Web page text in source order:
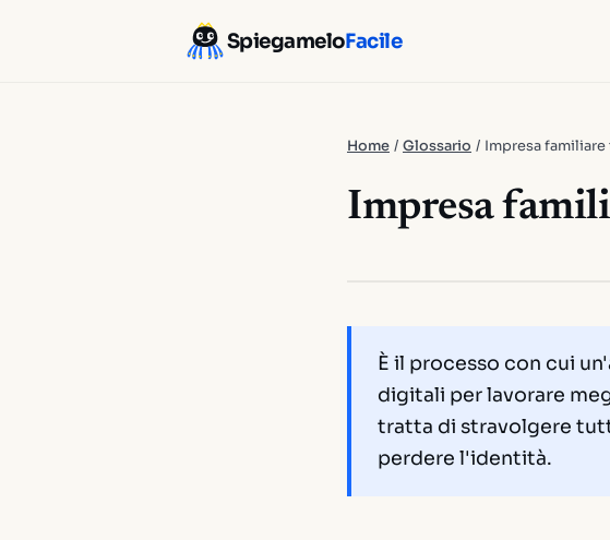
SpiegameloFacile
Home / Glossario / Impresa
Impresa
È il processo con cui
digitali per lavorare
tratta di stravolgere
perdere l'identità.